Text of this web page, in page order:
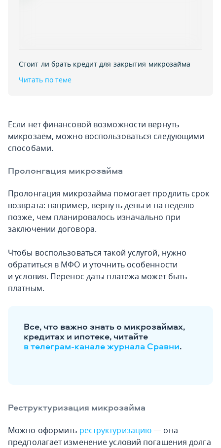
Стоит ли брать кредит для закрытия микрозайма
Читать по теме
Если нет финансовой возможности вернуть
микрозаём, можно воспользоваться следующими
способами.
Пролонгация микрозайма
Пролонгация микрозайма помогает продлить срок
возврата: например, вернуть деньги на неделю
позже, чем планировалось изначально при
заключении договора.
Чтобы воспользоваться такой услугой, нужно
обратиться в МФО и уточнить особенности
и условия. Перенос даты платежа может быть
платным.
Все, что важно знать о микрозаймах,
кредитах и ипотеке, читайте
в телеграм-канале журнала Сравни.
Реструктуризация микрозайма
Можно оформить реструктуризацию— она
предполагает изменение условий погашения долга